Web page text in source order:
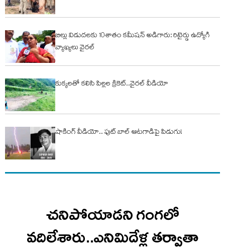
బిల్లు విడుదలకు 10శాతం కమీషన్ అడిగారు: రిటైర్డు ఉద్యోగి
వ్యాఖ్యలు వైరల్
కుక్కలతో కలిసి పిల్లల క్రికెట్..వైరల్ వీడియో
షాకింగ్ వీడియో.. ఫుట్ బాల్ ఆటగాడిపై పిడుగు!
చనిపోయాడని గంగలో
వదిలేశారు..ఎనిమిదేళ్ల తర్వాతా